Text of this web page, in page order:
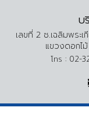
บ
เลขที่ 2 ซ.เฉลิมพระ
แขวงดอกไ
โทร : 02-